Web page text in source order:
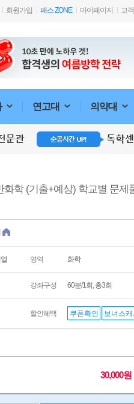
회원가입 패스 ZONE 마이페이지 고
연고대 의약대
화학 (기출+예상) 학교별 문제
영역 화학
강좌구성 60분/1회, 총3회
할인혜택 쿠폰확인 보너스캐
30,000원